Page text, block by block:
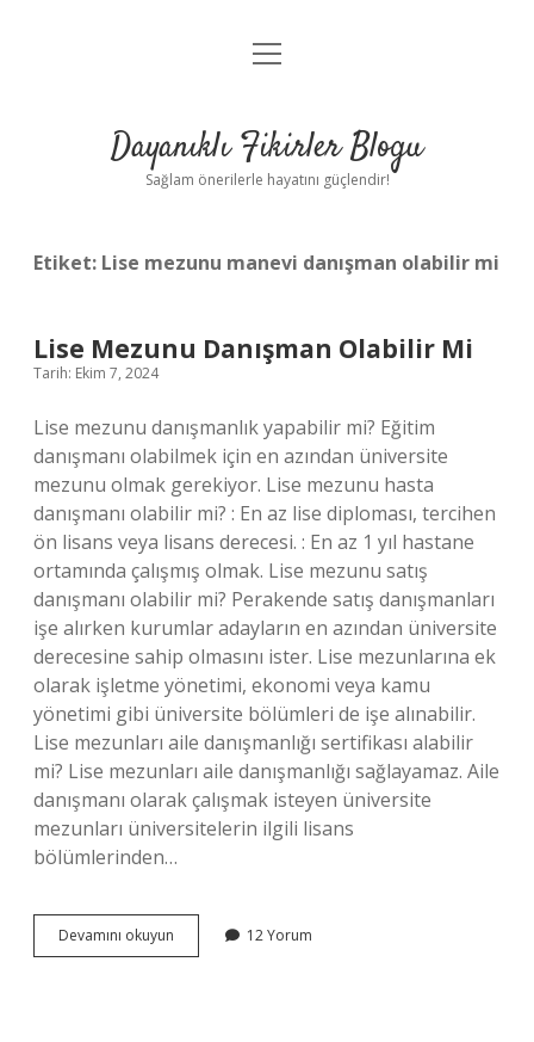
Anasayfa
Yasal Uyarı
menüyü
Dayanıklı Fikirler Blogu
Sağlam önerilerle hayatını güçlendir!
Etiket: Lise mezunu manevi danışman olabilir mi
Lise Mezunu Danışman Olabilir Mi
Tarih: Ekim 7, 2024
Lise mezunu danışmanlık yapabilir mi? Eğitim
danışmanı olabilmek için en azından üniversite
mezunu olmak gerekiyor. Lise mezunu hasta
danışmanı olabilir mi? : En az lise diploması, tercihen
ön lisans veya lisans derecesi. : En az 1 yıl hastane
ortamında çalışmış olmak. Lise mezunu satış
danışmanı olabilir mi? Perakende satış danışmanları
işe alırken kurumlar adayların en azından üniversite
derecesine sahip olmasını ister. Lise mezunlarına ek
olarak işletme yönetimi, ekonomi veya kamu
yönetimi gibi üniversite bölümleri de işe alınabilir.
Lise mezunları aile danışmanlığı sertifikası alabilir
mi? Lise mezunları aile danışmanlığı sağlayamaz. Aile
danışmanı olarak çalışmak isteyen üniversite
mezunları üniversitelerin ilgili lisans
bölümlerinden…
Devamını okuyun
Mezunu
12 Yorum